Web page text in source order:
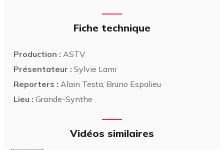
Fiche technique
Production : ASTV
Présentateur : Sylvie Lami
Reporters : Alain Testa, Bruno Espalieu
Lieu : Grande-Synthe
Vidéos similaires